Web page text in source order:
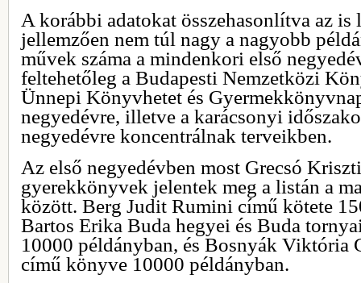
A korábbi adatokat összehasonlítva az is
jellemzően nem túl nagy a nagyobb
művek száma a mindenkori első
feltehetőleg a Budapesti Nemzetközi
Ünnepi Könyvhetet és
negyedévre, illetve a karácsonyi
negyedévre koncentrálnak terveikben.
Az első negyedévben most Grecsó
gyerekkönyvek jelentek meg a listán a
között. Berg Judit Rumini című kötete
Bartos Erika Buda hegyei és Buda
10000 példányban, és Bosnyák Viktória
című könyve 10000 példányban.